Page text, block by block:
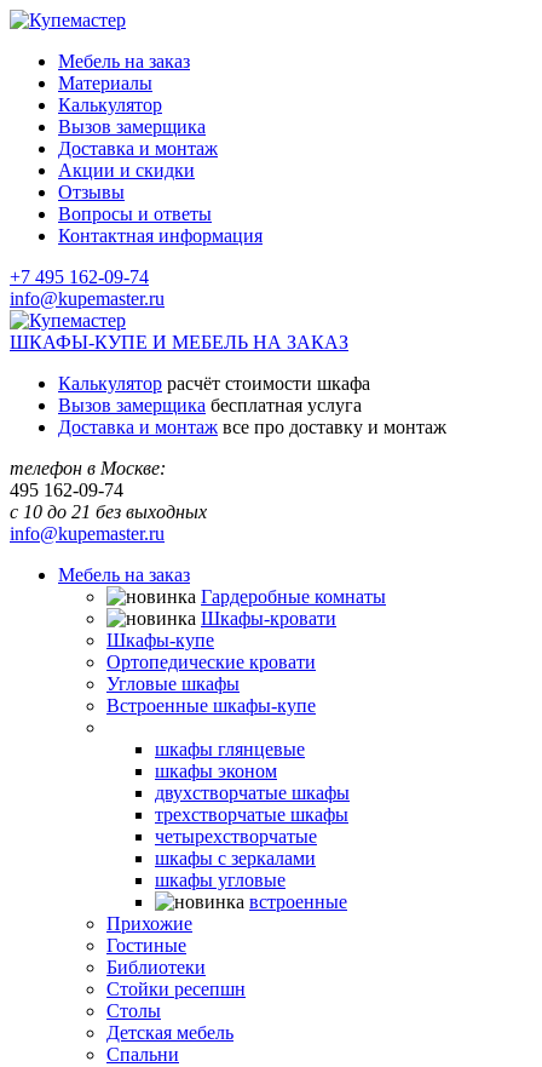
Мебель на заказ
Материалы
Калькулятор
Вызов замерщика
Доставка и монтаж
Акции и скидки
Отзывы
Вопросы и ответы
Контактная информация
+7 495 162-09-74
info@kupemaster.ru
ШКАФЫ-КУПЕ И МЕБЕЛЬ НА ЗАКАЗ
Калькулятор расчёт стоимости шкафа
Вызов замерщика бесплатная услуга
Доставка и монтаж все про доставку и монтаж
телефон в Москве:
495 162-09-74
с 10 до 21 без выходных
info@kupemaster.ru
Мебель на заказ
Гардеробные комнаты
Шкафы-кровати
Шкафы-купе
Ортопедические кровати
Угловые шкафы
Встроенные шкафы-купе
шкафы глянцевые
шкафы эконом
двухстворчатые шкафы
трехстворчатые шкафы
четырехстворчатые
шкафы с зеркалами
шкафы угловые
встроенные
Прихожие
Гостиные
Библиотеки
Стойки ресепшн
Столы
Детская мебель
Спальни